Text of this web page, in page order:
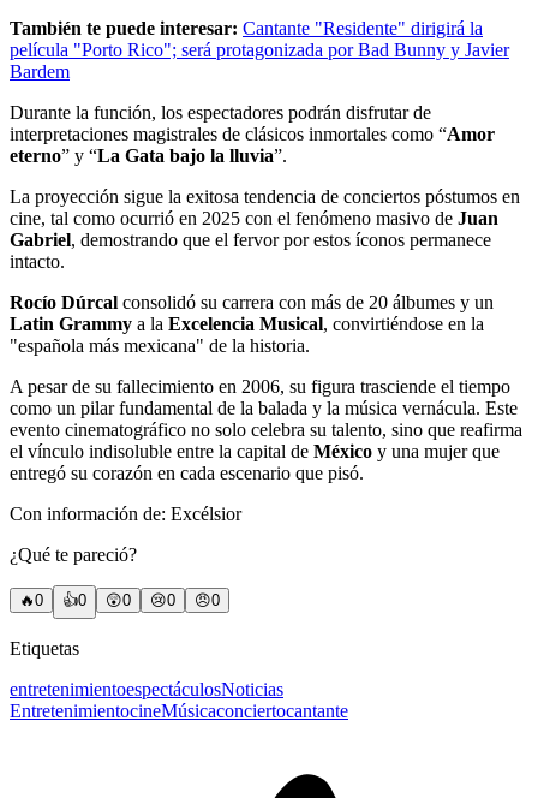
También te puede interesar: Cantante "Residente" dirigirá la
película "Porto Rico"; será protagonizada por Bad Bunny y Javier
Bardem
Durante la función, los espectadores podrán disfrutar de
interpretaciones magistrales de clásicos inmortales como “Amor
eterno” y “La Gata bajo la lluvia”.
La proyección sigue la exitosa tendencia de conciertos póstumos en
cine, tal como ocurrió en 2025 con el fenómeno masivo de Juan
Gabriel, demostrando que el fervor por estos íconos permanece
intacto.
Rocío Dúrcal consolidó su carrera con más de 20 álbumes y un
Latin Grammy a la Excelencia Musical, convirtiéndose en la
"española más mexicana" de la historia.
A pesar de su fallecimiento en 2006, su figura trasciende el tiempo
como un pilar fundamental de la balada y la música vernácula. Este
evento cinematográfico no solo celebra su talento, sino que reafirma
el vínculo indisoluble entre la capital de México y una mujer que
entregó su corazón en cada escenario que pisó.
Con información de: Excélsior
¿Qué te pareció?
🔥0 👍0 😲0 😢0 😠0
Etiquetas
entretenimientoespectáculosNoticias
EntretenimientocineMúsicaconciertocantante